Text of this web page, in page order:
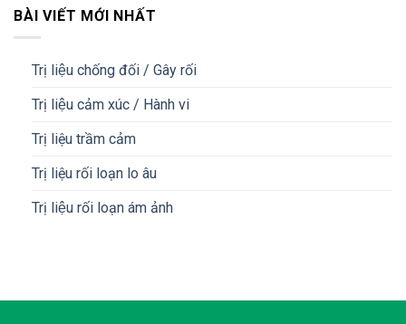
BÀI VIẾT MỚI NHẤT
Trị liệu chống đối / Gây rối
Trị liệu cảm xúc / Hành vi
Trị liệu trầm cảm
Trị liệu rối loạn lo âu
Trị liệu rối loạn ám ảnh